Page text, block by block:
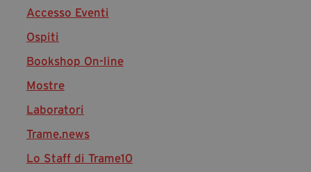
Media & Press
News & Kit
Accrediti Stampa
Cartella Stampa
Rassegna Stampa
Partecipa
Accesso Eventi
Ospiti
Bookshop On-line
Mostre
Laboratori
Trame.news
Lo Staff di Trame10